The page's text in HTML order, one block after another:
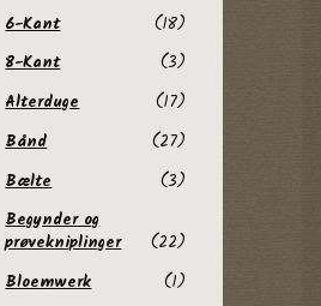
6-Kant
(18)
8-Kant
(3)
Alterduge
(17)
Bånd
(27)
Bælte
(3)
Begynder og
prøvekniplinger
(22)
Bloemwerk
(1)